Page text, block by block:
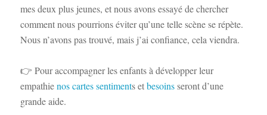
mes deux plus jeunes, et nous avons essayé de chercher
comment nous pourrions éviter qu’une telle scène se répète.
Nous n’avons pas trouvé, mais j’ai confiance, cela viendra.
👉 Pour accompagner les enfants à développer leur
empathienos cartes sentiments etbesoinsseront d’une
grande aide.